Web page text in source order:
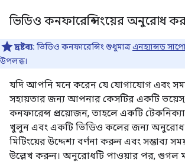
ভিডিও কনফারেন্সিংয়ের অনুরোধ
দ্রষ্টব্য: ভিডিও কনফারেন্সিং শুধুমাত্র এনহ্যান্সড
উপলব্ধ।
যদি আপনি মনে করেন যে যোগাযোগ এবং
সহায়তার জন্য আপনার কেসটির একটি
কনফারেন্স প্রয়োজন, তাহলে একটি
খুলুন এবং একটি ভিডিও কলের জন্য অনুরোধ
মিটিংয়ের উদ্দেশ্য বর্ণনা করুন এবং সম্ভাব্য
উল্লেখ করুন। অনুরোধটি পাওয়ার পর, গুগল